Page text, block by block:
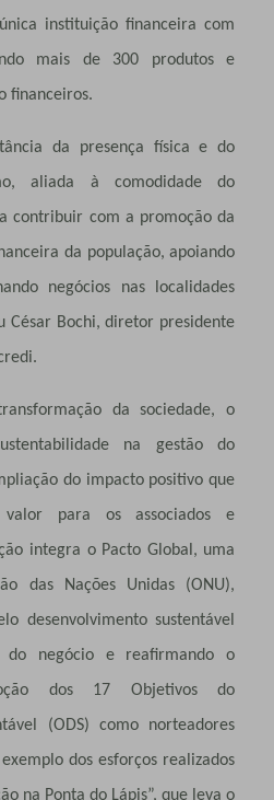
instituição financeira com
mais de 300 produtos e
financeiros.
da presença física e do
aliada à comodidade do
contribuir com a promoção da
da população, apoiando
negócios nas localidades
César Bochi, diretor presidente
da sociedade, o
na gestão do
do impacto positivo que
valor para os associados e
integra o Pacto Global, uma
das Nações Unidas (ONU),
desenvolvimento sustentável
do negócio e reafirmando o
dos 17 Objetivos do
(ODS) como norteadores
dos esforços realizados
na Ponta do Lápis”, que leva o